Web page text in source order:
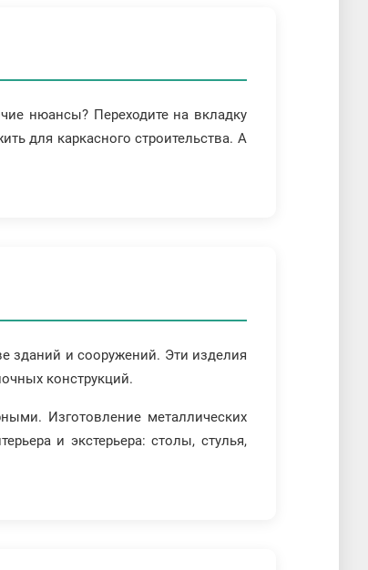
нюансы? Переходите на вкладку
для каркасного строительства. А
зданий и сооружений. Эти изделия
конструкций.
Изготовление металлических
и экстерьера: столы, стулья,